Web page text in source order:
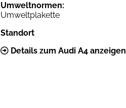
Umweltnormen:
Umweltplakette
Standort
Details zum Audi A4 anzeigen